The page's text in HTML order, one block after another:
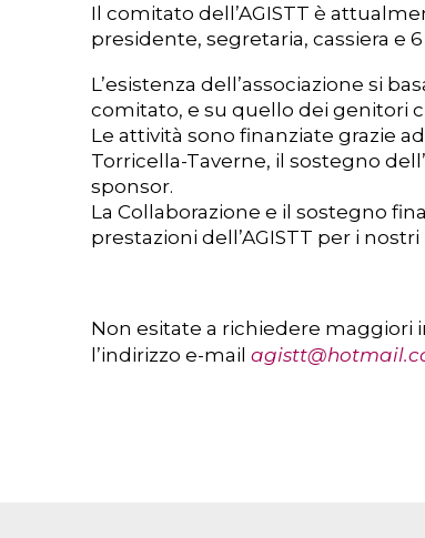
Il comitato dell’AGISTT è
presidente, segretaria, cassiera e
L’esistenza dell’associazione si
comitato, e su quello dei genitori
Le attività sono finanziate grazie
Torricella-Taverne, il sostegno
sponsor.
La Collaborazione e il sostegno
prestazioni dell’AGISTT per i
Non esitate a richiedere
l’indirizzo e-mail